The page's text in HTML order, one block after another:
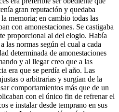
gran reputación y quedaba
memoria; en cambio todas las
con amonestaciones. Se castigaba
proporcional al del elogio. Había
las normas según el cual a cada
determinada de amonestaciones
y al llegar creo que a las
era que se perdía el año. Las
o arbitrarias y surgían de la
comportamientos más que de un
con el único fin de refrenar el
e instalar desde temprano en sus